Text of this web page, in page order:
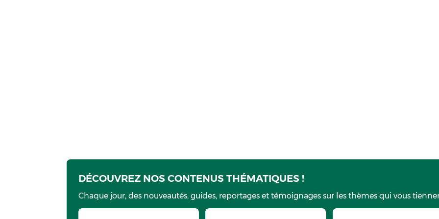
DÉCOUVREZ NOS CONTENUS THÉMATIQUES !
Chaque jour, des nouveautés, guides, reportages et témoignages sur les thèmes qui vous